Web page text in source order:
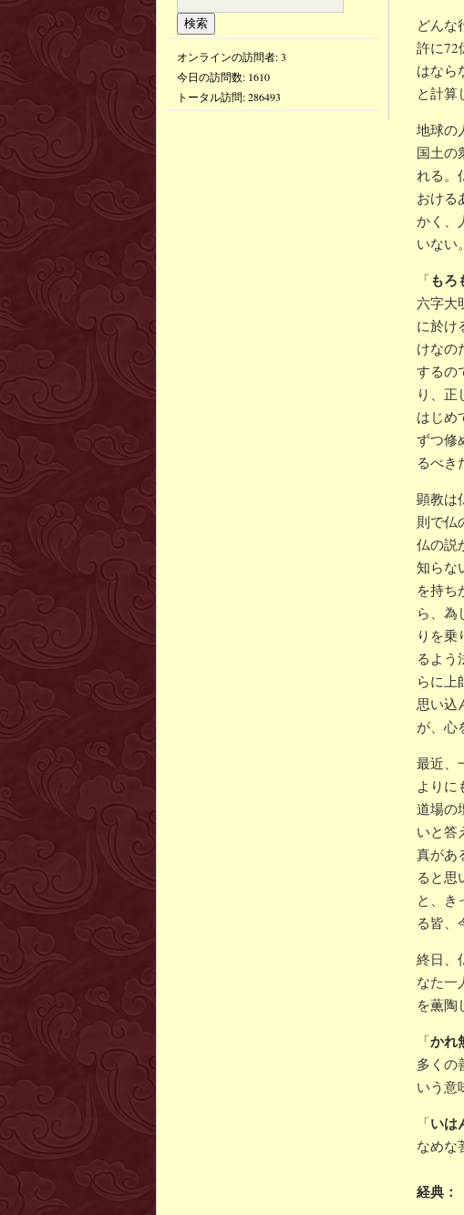
どんな
許に72
はなら
と計算
地球の
国土の
れる。
おける
かく、
いない。
「もろ
六字大
に於け
けなの
するの
り、正
はじめ
ずつ修
るべき
顕教は
則で仏
仏の説
知らな
を持ち
ら、為
りを乗
るよう
らに上
思い込
が、心
最近、
よりに
道場の
いと答
真があ
ると思
と、き
る皆、
終日、
なた一
を薫陶
「かれ
多くの
いう意
「いは
なめな
経典：
オンラインの訪問者: 3
今日の訪問数: 1610
トータル訪問:286493